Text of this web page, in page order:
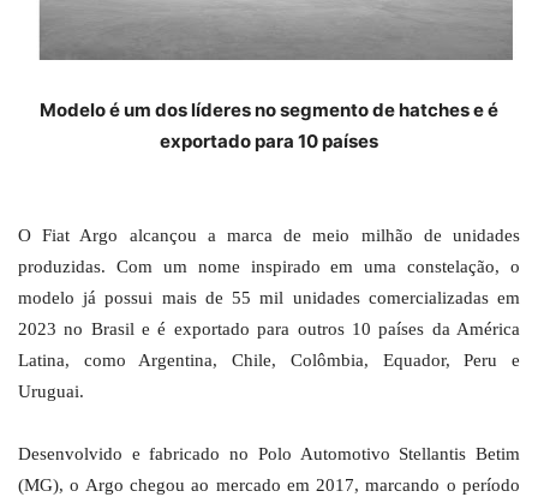
Modelo é um dos líderes no segmento de hatches e é
exportado para 10 países
O Fiat Argo alcançou a marca de meio milhão de unidades
produzidas. Com um nome inspirado em uma constelação, o
modelo já possui mais de 55 mil unidades comercializadas em
2023 no Brasil e é exportado para outros 10 países da América
Latina, como Argentina, Chile, Colômbia, Equador, Peru e
Uruguai.
Desenvolvido e fabricado no Polo Automotivo Stellantis Betim
(MG), o Argo chegou ao mercado em 2017, marcando o período